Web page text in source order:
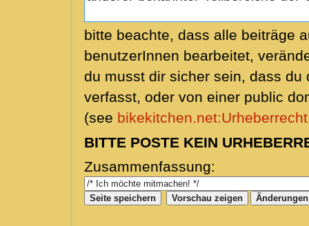
bitte beachte, dass alle beiträge
benutzerInnen bearbeitet,
du musst dir sicher sein, dass
verfasst, oder von einer public
(see bikekitchen.net:Urheberrecht
BITTE POSTE KEIN
Zusammenfassung: